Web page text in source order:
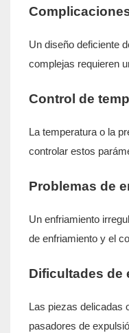
Un diseño deficiente
complejas requieren
Control de
La temperatura o la
controlar estos
Problemas de
Un enfriamiento
de enfriamiento y el
Dificultades de
Las piezas delicadas
pasadores de